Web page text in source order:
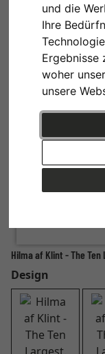
und die
Ihre
Ergebnisse
woher
unsere
Hilma af Klint - The Ten
Design